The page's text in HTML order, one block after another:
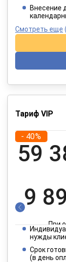
При
Внесение
Смотреть еще
Тариф VIP
- 40%
59
9
При
4
нужды
Срок
(в день